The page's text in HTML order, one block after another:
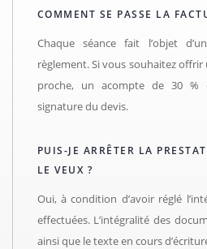
COMMENT SE PASSE LA
Chaque séance fait l’objet
règlement. Si vous souhaitez
proche, un acompte de 30 %
signature du devis.
PUIS-JE ARRÊTER LA
LE VEUX ?
Oui, à condition d’avoir réglé
effectuées. L’intégralité des
ainsi que le texte en cours